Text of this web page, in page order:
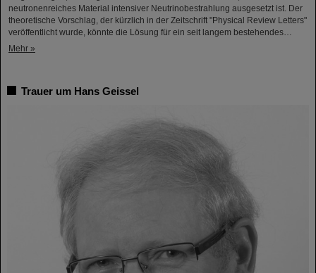
neutronenreiches Material intensiver Neutrinobestrahlung ausgesetzt ist. Der
theoretische Vorschlag, der kürzlich in der Zeitschrift "Physical Review Letters"
veröffentlicht wurde, könnte die Lösung für ein seit langem bestehendes…
Mehr »
Trauer um Hans Geissel